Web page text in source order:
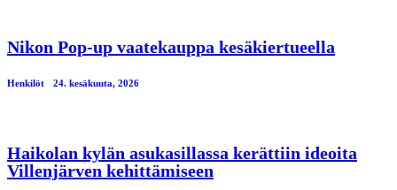
Nikon Pop-up vaatekauppa kesäkiertueella
Henkilöt 24. kesäkuuta, 2026
Haikolan kylän asukasillassa kerättiin ideoita
Villenjärven kehittämiseen